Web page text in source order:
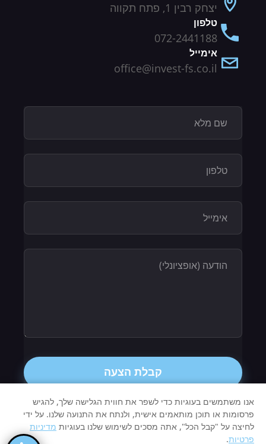
יצחק רבין 1, פתח תקווה
טלפון
072-2441188
אימייל
office@invest-fs.co.il
קבלת הצעה
© 2026 Invest - תכנון פיננסי. כל הזכויות
אנו משתמשים בעוגיות כדי לשפר את חווית הגלישה שלך, להגיש
פרסומות או תוכן מותאמים אישית, ולנתח את התנועה שלנו. על ידי
לחיצה על "קבל הכל", אתה מסכים לשימוש שלנו בעוגיות מדיניות
פרטיות.